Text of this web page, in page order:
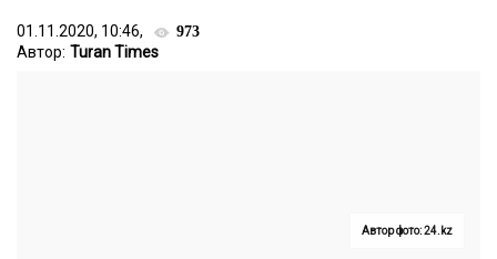
01.11.2020, 10:46, 973
Автор: Turan Times
Автор фото: 24.kz